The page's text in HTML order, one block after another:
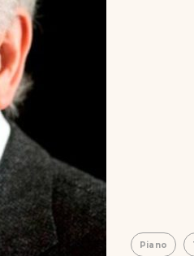
Piano